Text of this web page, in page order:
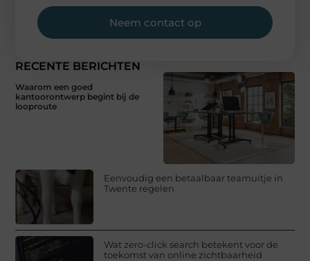
RECENTE BERICHTEN
Waarom een goed
kantoorontwerp begint bij de
looproute
Eenvoudig een betaalbaar teamuitje in
Twente regelen
Wat zero-click search betekent voor de
toekomst van online zichtbaarheid
Neem contact op